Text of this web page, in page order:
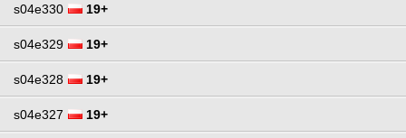
s04e330 19+
s04e329 19+
s04e328 19+
s04e327 19+